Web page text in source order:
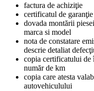
factura de achiziţie
certificatul de garanţie
dovada montării
marca si model
nota de constatare
descrie detaliat
copia certificatului de
număr de km
copia care atesta
autovehiculului